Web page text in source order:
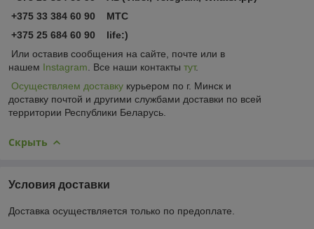
+375 33 384 60 90 МТС
+375 25 684 60 90 life:)
Или оставив сообщения на сайте, почте или в
нашем Instagram . Все наши контакты тут.
Осуществляем доставку курьером по г. Минск и
доставку почтой и другими службами доставки по всей
территории Республики Беларусь.
Скрыть
Условия доставки
Доставка осуществляется только по предоплате.